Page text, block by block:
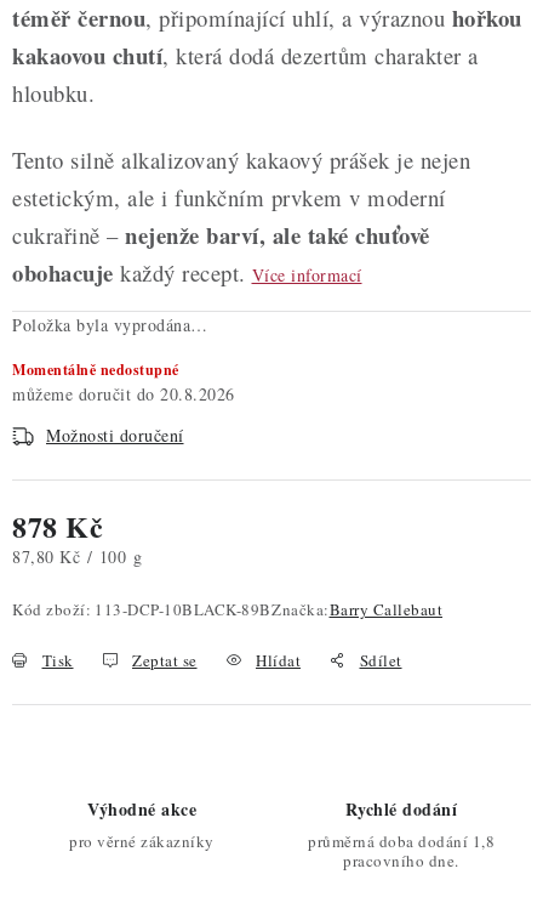
téměř černou, připomínající uhlí, a výraznou hořkou
kakaovou chutí, která dodá dezertům charakter a
hloubku.
Tento silně alkalizovaný kakaový prášek je nejen
estetickým, ale i funkčním prvkem v moderní
cukrařině – nejenže barví, ale také chuťově
obohacuje každý recept. Více informací
Položka byla vyprodána…
Momentálně nedostupné
20.8.2026
Možnosti doručení
878 Kč
Měrná cena:
87,80 Kč / 100 g
Kód zboží: 113-DCP-10BLACK-89BZnačka:Barry Callebaut
Tisk Zeptat se Hlídat Sdílet
Výhodné akce
pro věrné zákazníky
Rychlé dodání
průměrná doba dodání 1,8
pracovního dne.